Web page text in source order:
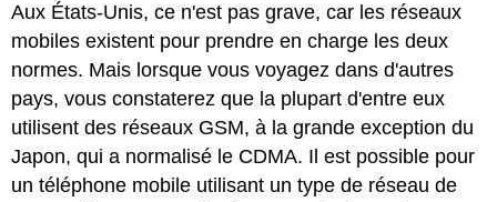
Aux États-Unis, ce n'est pas grave, car les réseaux
mobiles existent pour prendre en charge les deux
normes. Mais lorsque vous voyagez dans d'autres
pays, vous constaterez que la plupart d'entre eux
utilisent des réseaux GSM, à la grande exception du
Japon, qui a normalisé le CDMA. Il est possible pour
un téléphone mobile utilisant un type de réseau de